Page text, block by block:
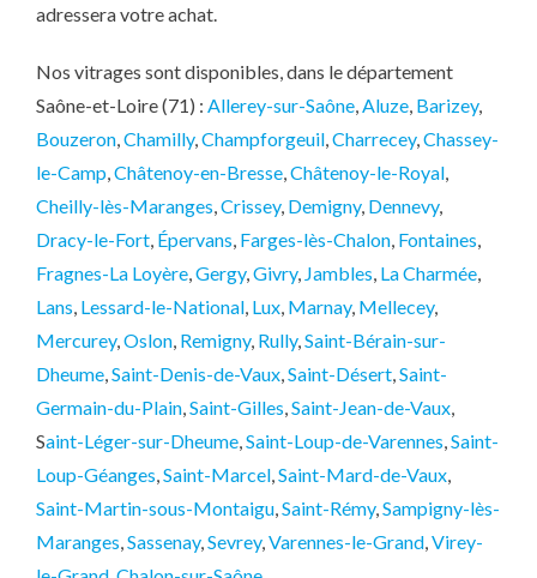
adressera votre achat.
Nos vitrages sont disponibles, dans le département
Saône-et-Loire (71) : Allerey-sur-Saône, Aluze, Barizey,
Bouzeron, Chamilly, Champforgeuil, Charrecey, Chassey-
le-Camp, Châtenoy-en-Bresse, Châtenoy-le-Royal,
Cheilly-lès-Maranges Crissey, Demigny, Dennevy,
Dracy-le-Fort, Épervans Farges-lès-Chalon, Fontaines
Fragnes-La Loyère, Gergy, Givry, Jambles La Charmée,
Lans Lessard-le-National, Lux, Marnay, Mellecey,
Mercurey, Oslon, Remigny, Rully, Saint-Bérain-sur-
Dheume, Saint-Denis-de-Vaux, Saint-Désert, Saint-
Germain-du-Plain, Saint-Gilles Saint-Jean-de-Vaux,
Saint-Léger-sur-Dheume, Saint-Loup-de-Varennes Saint-
Loup-Géanges Saint-Marcel, Saint-Mard-de-Vaux,
Saint-Martin-sous-Montaigu, Saint-Rémy, Sampigny-lès-
Maranges Sassenay, Sevrey, Varennes-le-Grand, Virey-